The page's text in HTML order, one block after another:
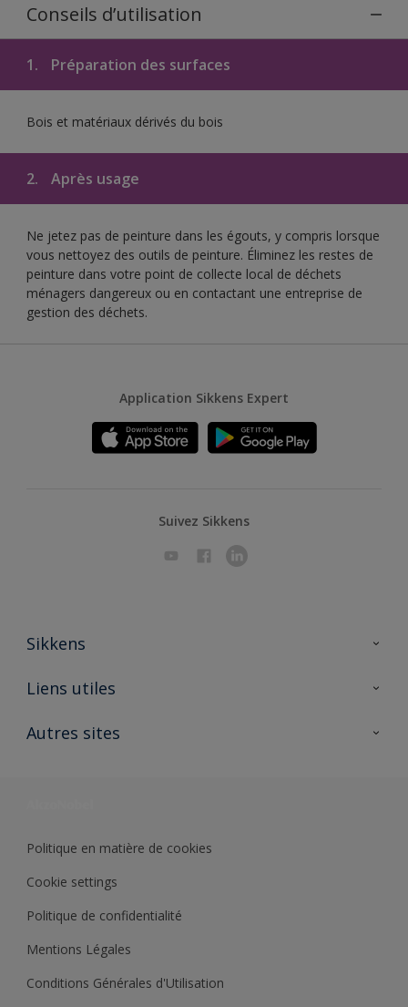
Conseils d’utilisation
1. Préparation des surfaces
Bois et matériaux dérivés du bois
2. Après usage
Ne jetez pas de peinture dans les égouts, y compris lorsque
vous nettoyez des outils de peinture. Éliminez les restes de
peinture dans votre point de collecte local de déchets
ménagers dangereux ou en contactant une entreprise de
gestion des déchets.
Application Sikkens Expert
Suivez Sikkens
Sikkens
A propos de Sikkens
Liens utiles
Ouvrir un magasin PASS
Autres sites
Politique en matière de cookies
Cookie settings
Politique de confidentialité
Mentions Légales
Conditions Générales d'Utilisation